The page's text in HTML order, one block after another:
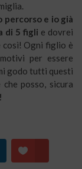
percorso e io già
di 5 figli e dovrei
così! Ogni figlio è
per essere
godo tutti questi
posso, sicura